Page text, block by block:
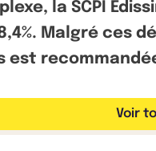
la SCPI
Malgré ces
Voir